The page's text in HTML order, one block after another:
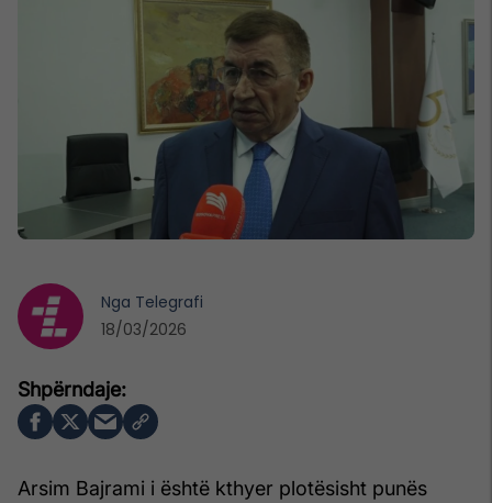
Arsim Bajrami i është kthyer plotësisht punës
Nga Telegrafi
18/03/2026